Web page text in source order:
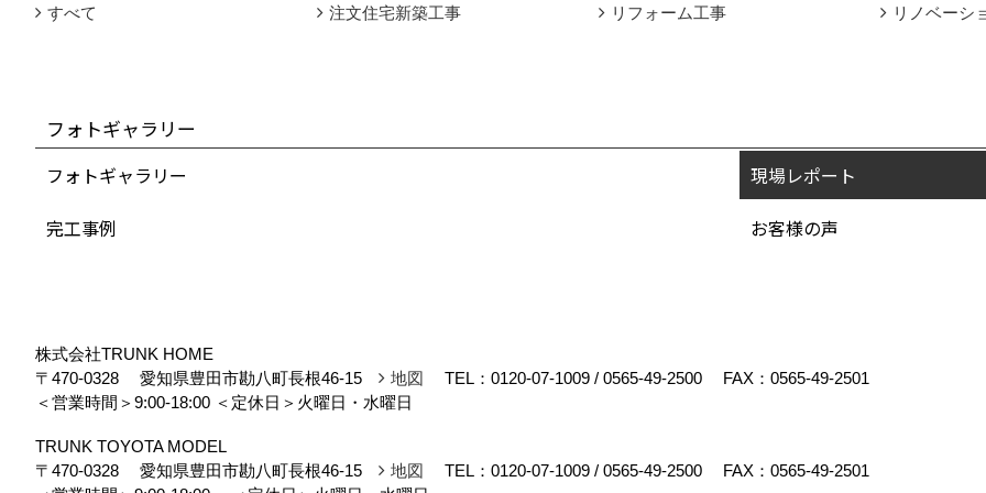
すべて 注文住宅新築工事 リフォーム工事 リノベーシ
フォトギャラリー
フォトギャラリー
現場レポート
完工事例
お客様の声
株式会社TRUNK HOME
〒470-0328
愛知県豊田市勘八町長根46-15 地図 TEL： 0120-07-1009 / 0565-49-2500
FAX：0565-49-2501
＜営業時間＞9:00-18:00 ＜定休日＞火曜日・水曜日
TRUNK TOYOTA MODEL
〒470-0328
愛知県豊田市勘八町長根46-15 地図 TEL： 0120-07-1009 / 0565-49-2500
FAX：0565-49-2501